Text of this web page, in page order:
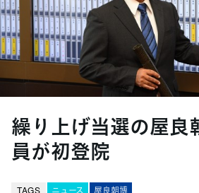
繰り上げ当選の屋良
員が初登院
TAGS ニュース 屋良朝博